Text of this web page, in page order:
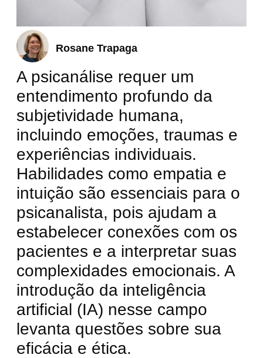
Rosane Trapaga
A psicanálise requer um
entendimento profundo da
subjetividade humana,
incluindo emoções, traumas e
experiências individuais.
Habilidades como empatia e
intuição são essenciais para o
psicanalista, pois ajudam a
estabelecer conexões com os
pacientes e a interpretar suas
complexidades emocionais. A
introdução da inteligência
artificial (IA) nesse campo
levanta questões sobre sua
eficácia e ética.